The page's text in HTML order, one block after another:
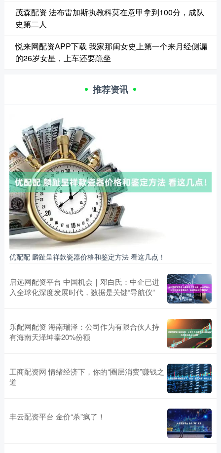
茂森配资 法布雷加斯执教科莫在意甲拿到100分，成队
史第二人
悦来网配资APP下载 我家那闺女史上第一个来月经侧漏
的26岁女星，上车还要跪坐
推荐资讯
优配配 麟趾呈祥款瓷器价格和鉴定方法 看这几点！
启远网配资平台 中国机会｜邓白氏：中企已进
入全球化深度发展时代，数据是关键“导航仪”
乐配网配资 海南瑞泽：公司作为有限合伙人持
有海南天泽坤泰20%份额
工商配资网 情绪经济下，你的“圈层消费”赚钱之
道
丰云配资平台 金价“杀”疯了！